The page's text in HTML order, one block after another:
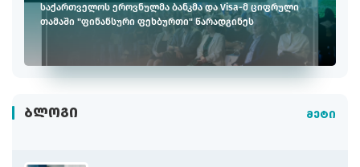
საქართველოს ეროვნულმა ბანკმა და Visa-მ ციფრული
თამაში "ფინანსური ფეხბურთი" წარადგინეს
ᲑᲚᲝᲒᲘ მეტი